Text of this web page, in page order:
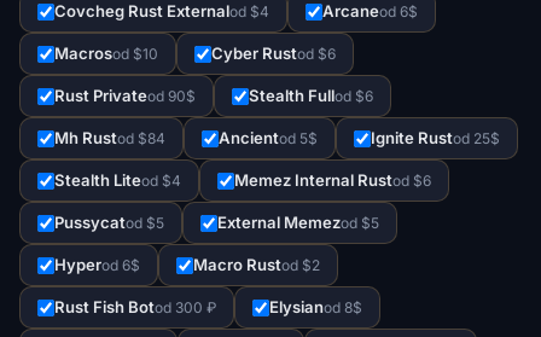
Covcheg Rust Externalod $4 Arcaneod 6$
Macrosod $10 Cyber Rustod $6
Rust Privateod 90$ Stealth Fullod $6
Mh Rustod $84 Ancientod 5$ Ignite Rustod 25$
Stealth Liteod $4 Memez Internal Rustod $6
Pussycatod $5 External Memezod $5
Hyperod 6$ Macro Rustod $2
Rust Fish Botod 300 ₽ Elysianod 8$